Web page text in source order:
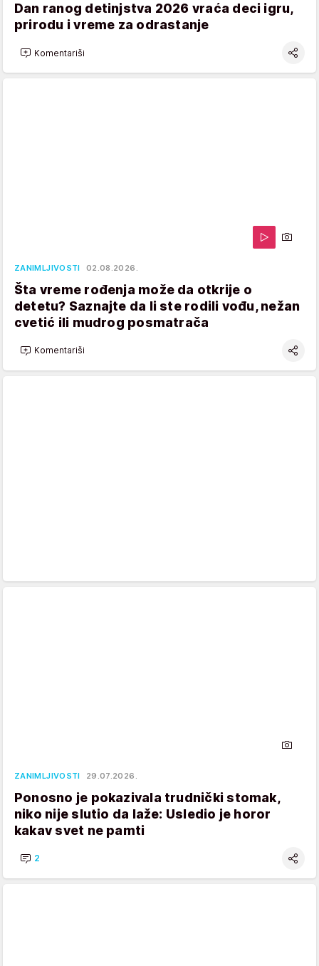
Dan ranog detinjstva 2026 vraća deci igru,
prirodu i vreme za odrastanje
Komentariši
ZANIMLJIVOSTI 02.08.2026.
Šta vreme rođenja može da otkrije o
detetu? Saznajte da li ste rodili vođu, nežan
cvetić ili mudrog posmatrača
Komentariši
ZANIMLJIVOSTI 29.07.2026.
Ponosno je pokazivala trudnički stomak,
niko nije slutio da laže: Usledio je horor
kakav svet ne pamti
2